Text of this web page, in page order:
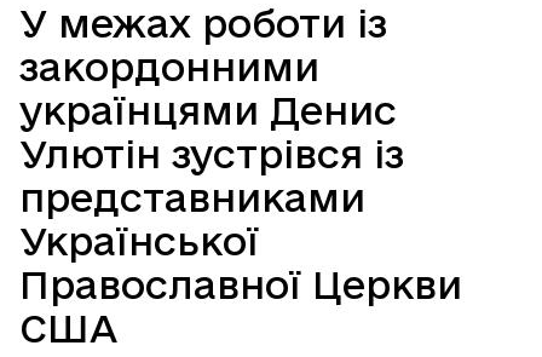
У межах роботи із
закордонними
українцями Денис
Улютін зустрівся із
представниками
Української
Православної Церкви
США